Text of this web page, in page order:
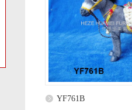
YF761B